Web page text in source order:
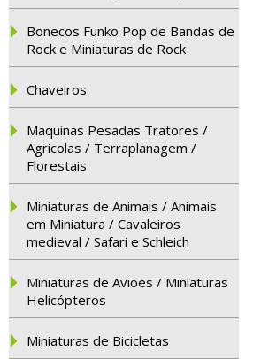
Bonecos Funko Pop de Bandas de
Rock e Miniaturas de Rock
Chaveiros
Maquinas Pesadas Tratores /
Agricolas / Terraplanagem /
Florestais
Miniaturas de Animais / Animais
em Miniatura / Cavaleiros
medieval / Safari e Schleich
Miniaturas de Aviões / Miniaturas
Helicópteros
Miniaturas de Bicicletas